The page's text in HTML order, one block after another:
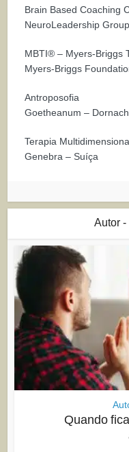
Brain Based Coaching
NeuroLeadership
MBTI® – Myers-Briggs
Myers-Briggs
Antroposofia
Goetheanum –
Terapia
Genebra – Suíça
Autor
Quando